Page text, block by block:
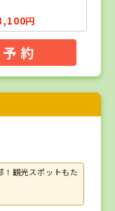
円
予 約
観光スポットもた